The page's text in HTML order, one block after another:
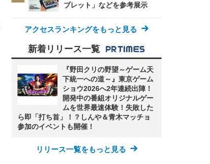
ブレット」などを参考展示
アクセスランキングをもっと見る
新着リリース一覧
『野田クリの野望～ゲーム天
下統一への道～』東京ゲーム
ショウ2026へ2年連続出陣！
開発中の番組オリジナルゲー
ムを世界最速体験！失敗した
ら即「打ち首」！？しんや＆青木マッチョ
参加のイベントも開催！
リリース一覧をもっと見る